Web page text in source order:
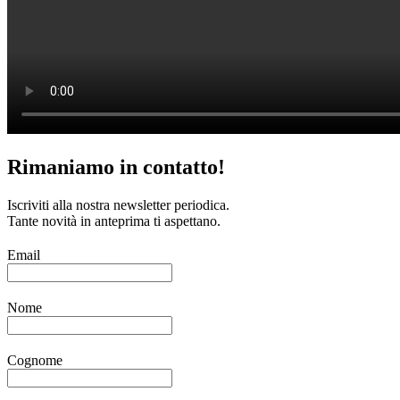
Rimaniamo in contatto!
Iscriviti alla nostra newsletter periodica.
Tante novità in anteprima ti aspettano.
Email
Nome
Cognome